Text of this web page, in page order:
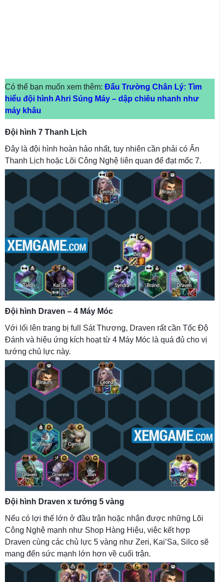
Có thể bạn muốn xem thêm: Đấu Trường Chân Lý: Tìm
hiểu đội hình Ahri Súng Máy – dập chiêu nhanh như
máy khâu
Đội hình 7 Thanh Lịch
Đây là đội hình hoàn hảo nhất, tuy nhiên cần phải có Ấn
Thanh Lịch hoặc Lõi Công Nghệ liên quan để đạt mốc 7.
Đội hình Draven – 4 Máy Móc
Với lối lên trang bị full Sát Thương, Draven rất cần Tốc Độ
Đánh và hiệu ứng kích hoạt từ 4 Máy Móc là quá đủ cho vị
tướng chủ lực này.
Đội hình Draven x tướng 5 vàng
Nếu có lợi thế lớn ở đầu trận hoặc nhận được những Lõi
Công Nghệ mạnh như Shop Hàng Hiệu, việc kết hợp
Draven cùng các chủ lực 5 vàng như Zeri, Kai’Sa, Silco sẽ
mang đến sức mạnh lớn hơn về cuối trận.